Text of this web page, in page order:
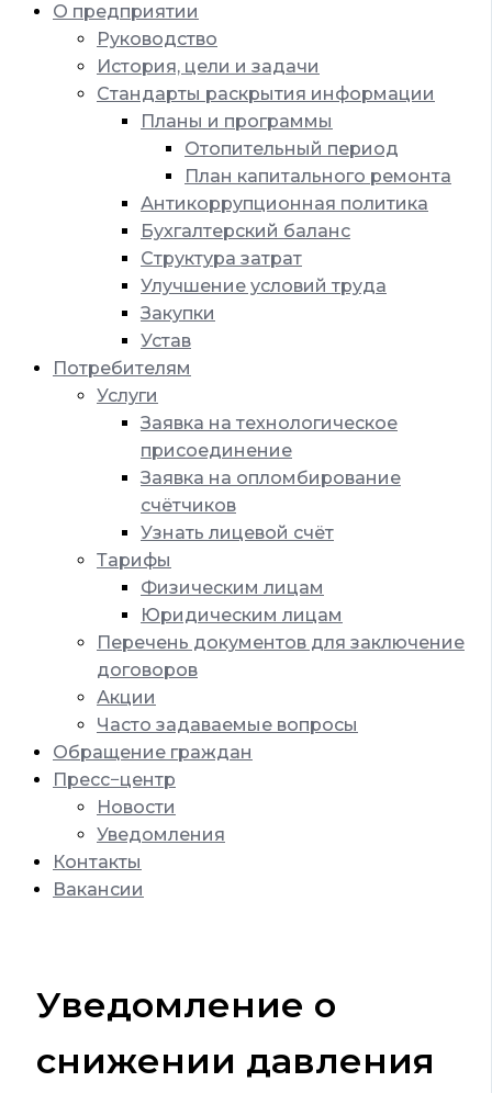
О предприятии
Руководство
История, цели и задачи
Стандарты раскрытия информации
Планы и программы
Отопительный период
План капитального ремонта
Антикоррупционная политика
Бухгалтерский баланс
Структура затрат
Улучшение условий труда
Закупки
Устав
Потребителям
Услуги
Заявка на технологическое
присоединение
Заявка на опломбирование
счётчиков
Узнать лицевой счёт
Тарифы
Физическим лицам
Юридическим лицам
Перечень документов для заключение
договоров
Акции
Часто задаваемые вопросы
Обращение граждан
Пресс−центр
Новости
Уведомления
Контакты
Вакансии
Уведомление о
снижении давления